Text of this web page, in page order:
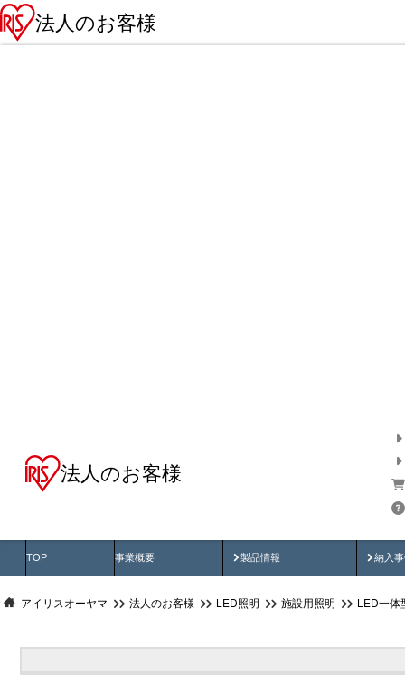
法人のお客様
法人のお客様
TOP 事業概要 製品情報
製品動画 納入
納
アイリスオーヤマ 法人のお客様 LED照明 施設用照明 LED一体